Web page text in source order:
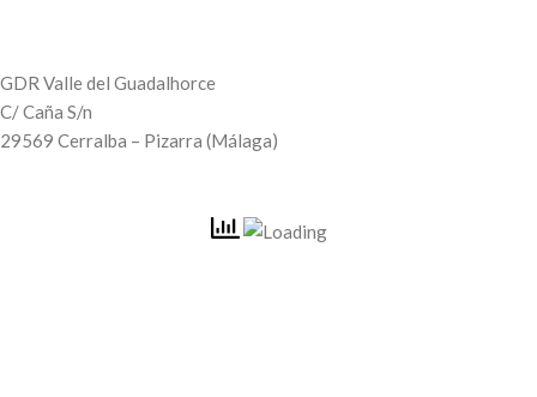
GDR Valle del Guadalhorce
C/ Caña S/n
29569 Cerralba – Pizarra (Málaga)